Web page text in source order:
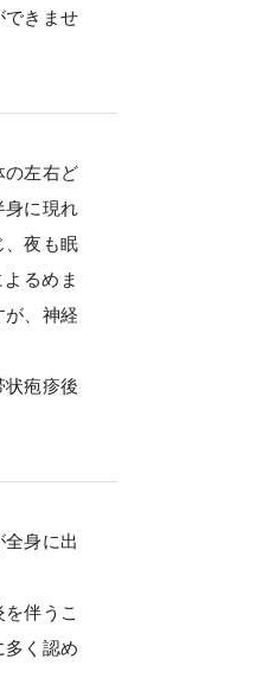
できませ
の左右ど
身に現れ
、夜も眠
るめま
が、神経
疱疹後
身に出
伴うこ
多く認め